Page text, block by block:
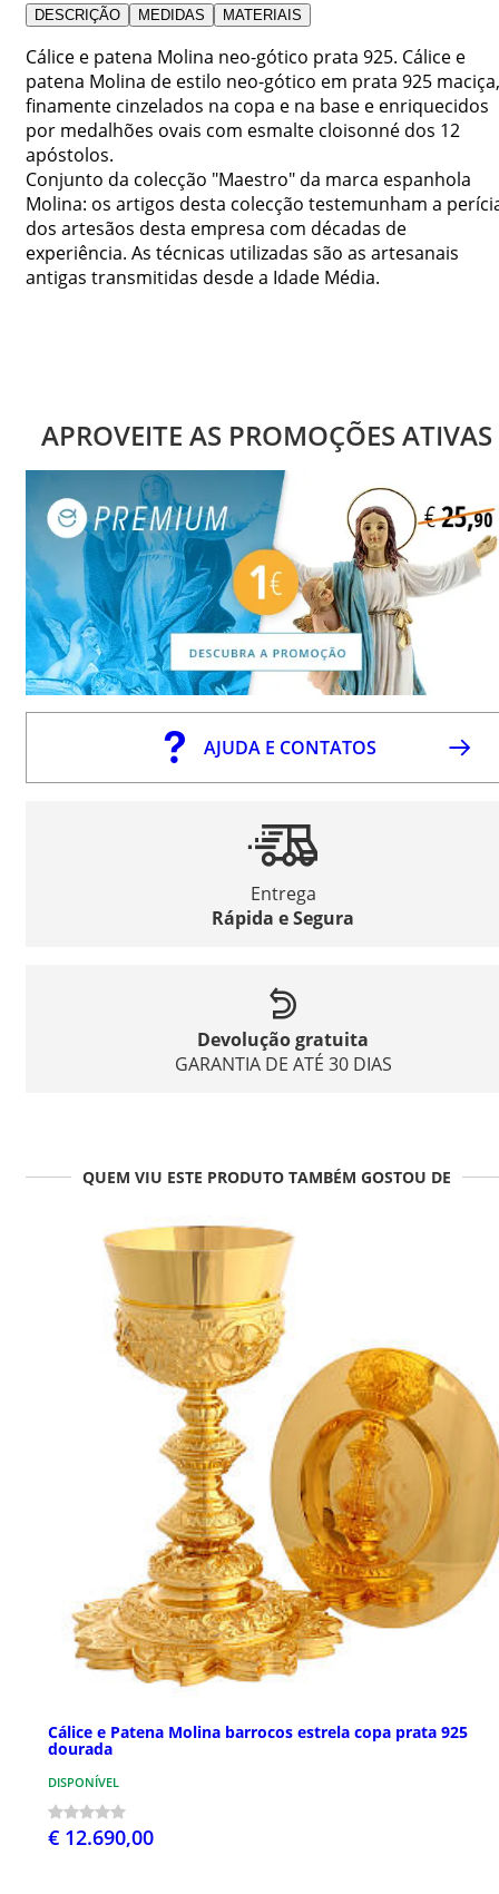
DESCRIÇÃO MEDIDAS MATERIAIS
Cálice e patena Molina neo-gótico prata 925. Cálice e
patena Molina de estilo neo-gótico em prata 925 maciça,
finamente cinzelados na copa e na base e enriquecidos
por medalhões ovais com esmalte cloisonné dos 12
apóstolos.
Conjunto da colecção "Maestro" da marca espanhola
Molina: os artigos desta colecção testemunham a
dos artesãos desta empresa com décadas de
experiência. As técnicas utilizadas são as artesanais
antigas transmitidas desde a Idade Média.
APROVEITE AS PROMOÇÕES ATIVAS
AJUDA E CONTATOS
Entrega
Rápida e Segura
Devolução gratuita
GARANTIA DE ATÉ 30 DIAS
QUEM VIU ESTE PRODUTO TAMBÉM GOSTOU DE
Cálice e Patena Molina barrocos estrela copa prata 925
dourada
DISPONÍVEL
€ 12.690,00